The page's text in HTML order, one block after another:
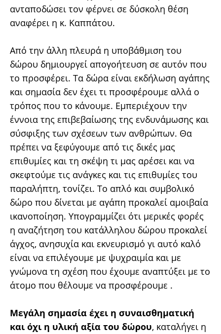
ανταποδώσει τον φέρνει σε δύσκολη θέση
αναφέρει η κ. Καππάτου.
Από την άλλη πλευρά η υποβάθμιση του
δώρου δημιουργεί απογοήτευση σε αυτόν που
το προσφέρει. Τα δώρα είναι εκδήλωση αγάπης
και σημασία δεν έχει τι προσφέρουμε αλλά ο
τρόπος που το κάνουμε. Εμπεριέχουν την
έννοια της επιβεβαίωσης της ενδυνάμωσης και
σύσφιξης των σχέσεων των ανθρώπων. Θα
πρέπει να ξεφύγουμε από τις δικές μας
επιθυμίες και τη σκέψη τι μας αρέσει και να
σκεφτούμε τις ανάγκες και τις επιθυμίες του
παραλήπτη, τονίζει. Το απλό και συμβολικό
δώρο που δίνεται με αγάπη προκαλεί αμοιβαία
ικανοποίηση. Υπογραμμίζει ότι μερικές φορές
η αναζήτηση του κατάλληλου δώρου προκαλεί
άγχος, ανησυχία και εκνευρισμό γι αυτό καλό
είναι να επιλέγουμε με ψυχραιμία και με
γνώμονα τη σχέση που έχουμε αναπτύξει με το
άτομο που θέλουμε να προσφέρουμε .
Μεγάλη σημασία έχει η συναισθηματική
και όχι η υλική αξία του δώρου, καταλήγει η